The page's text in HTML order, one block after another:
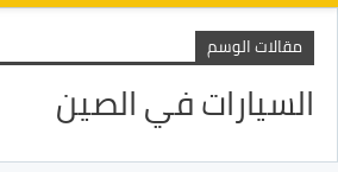
مقالات الوسم
السيارات في الصين